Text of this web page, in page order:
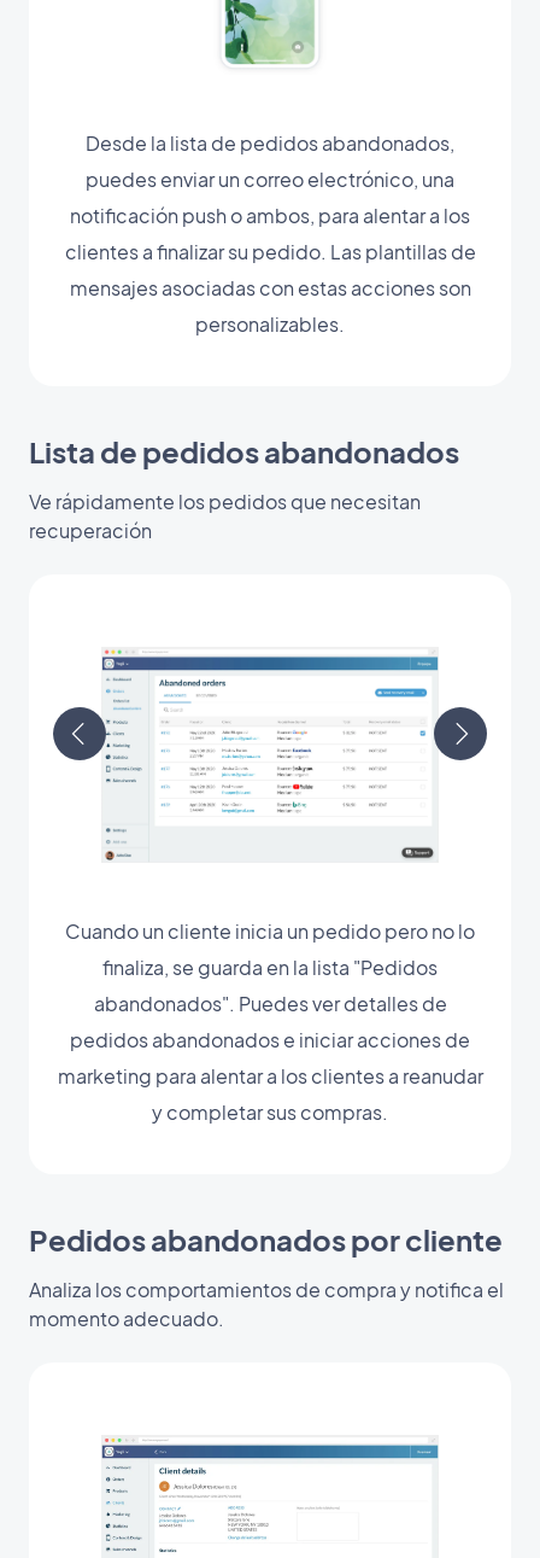
Desde la lista de pedidos abandonados,
puedes enviar un correo electrónico, una
notificación push o ambos, para alentar a los
clientes a finalizar su pedido. Las plantillas de
mensajes asociadas con estas acciones son
personalizables.
Lista de pedidos abandonados
Ve rápidamente los pedidos que necesitan
recuperación
Cuando un cliente inicia un pedido pero no lo
finaliza, se guarda en la lista "Pedidos
abandonados". Puedes ver detalles de
pedidos abandonados e iniciar acciones de
marketing para alentar a los clientes a reanudar
y completar sus compras.
Pedidos abandonados por cliente
Analiza los comportamientos de compra y notifica el
momento adecuado.